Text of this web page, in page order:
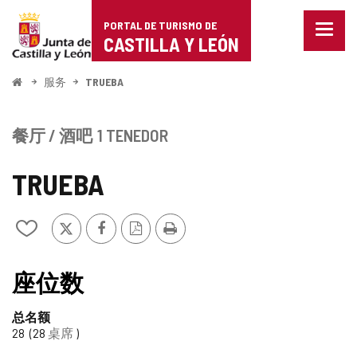
Portal
de
Turismo
Castilla
León
PORTAL DE TURISMO DE
CASTILLA Y LEÓN
菜
开
服务 TRUEBA
TRUEBA
从
笔
记
中
添
推
特
FacebookPDF
版
打
印
餐厅 / 酒吧 1 TENEDOR
座位数
总名额
28 28 桌席